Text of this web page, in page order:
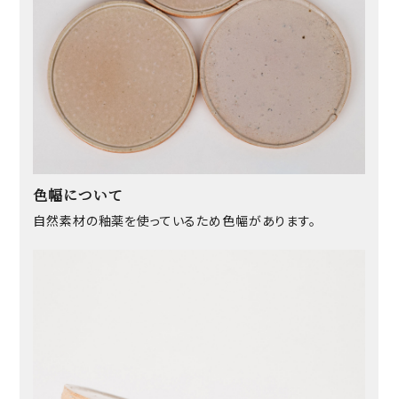
色幅について
自然素材の釉薬を使っているため色幅があります。